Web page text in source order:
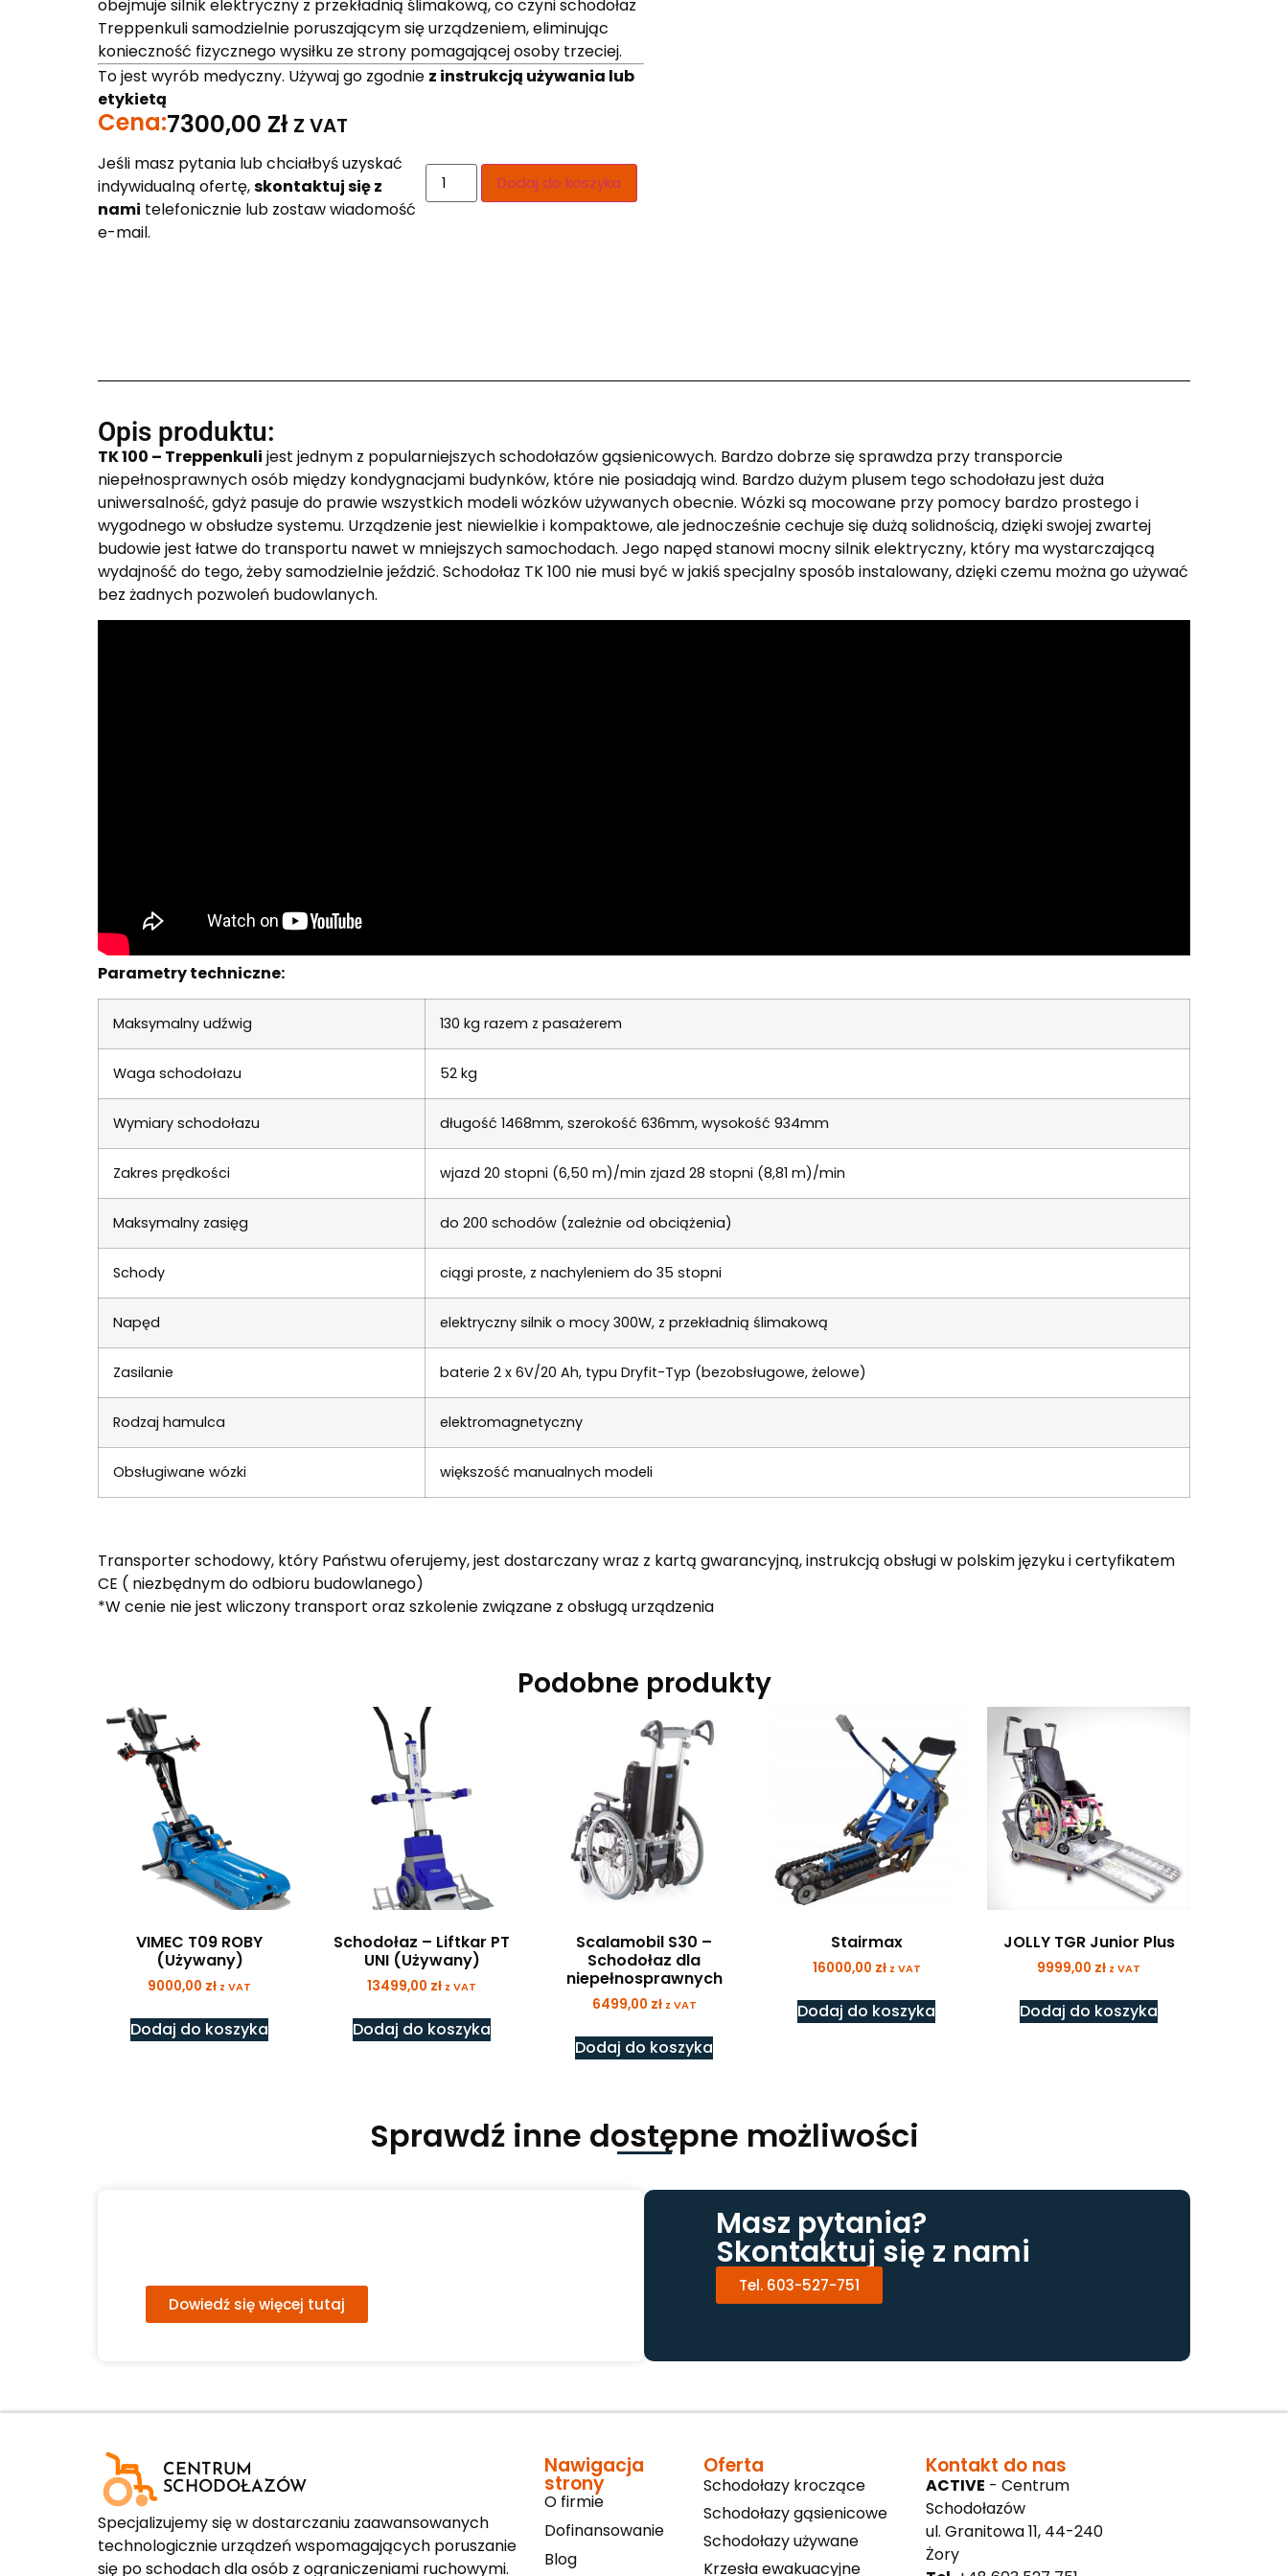
obejmuje silnik elektryczny z przekładnią ślimakową, co czyni schodołaz
Treppenkuli samodzielnie poruszającym się urządzeniem, eliminując
konieczność fizycznego wysiłku ze strony pomagającej osoby trzeciej.
To jest wyrób medyczny. Używaj go zgodnie z instrukcją używania lub
etykietą
Cena:7300,00 Zł Z VAT
Jeśli masz pytania lub chciałbyś uzyskać
indywidualną ofertę,skontaktuj się z
nami telefonicznie lub zostaw wiadomość
e-mail.
Dodaj do koszyka
Opis produktu:
TK 100 – Treppenkuli jest jednym z popularniejszych schodołazów gąsienicowych. Bardzo dobrze się sprawdza przy transporcie
niepełnosprawnych osób między kondygnacjami budynków, które nie posiadają wind. Bardzo dużym plusem tego schodołazu jest duża
uniwersalność, gdyż pasuje do prawie wszystkich modeli wózków używanych obecnie. Wózki są mocowane przy pomocy bardzo prostego i
wygodnego w obsłudze systemu. Urządzenie jest niewielkie i kompaktowe, ale jednocześnie cechuje się dużą solidnością, dzięki swojej zwartej
budowie jest łatwe do transportu nawet w mniejszych samochodach. Jego napęd stanowi mocny silnik elektryczny, który ma wystarczającą
wydajność do tego, żeby samodzielnie jeździć. Schodołaz TK 100 nie musi być w jakiś specjalny sposób instalowany, dzięki czemu można go używać
bez żadnych pozwoleń budowlanych.
Parametry techniczne:
Maksymalny udźwig 130 kg razem z pasażerem
Waga schodołazu 52 kg
Wymiary schodołazu długość 1468mm, szerokość 636mm, wysokość 934mm
Zakres prędkości wjazd 20 stopni (6,50 m)/min zjazd 28 stopni (8,81 m)/min
Maksymalny zasięg do 200 schodów (zależnie od obciążenia)
Schody ciągi proste, z nachyleniem do 35 stopni
Napęd elektryczny silnik o mocy 300W, z przekładnią ślimakową
Zasilanie baterie 2 x 6V/20 Ah, typu Dryfit-Typ (bezobsługowe, żelowe)
Rodzaj hamulca elektromagnetyczny
Obsługiwane wózki większość manualnych modeli
Transporter schodowy, który Państwu oferujemy, jest dostarczany wraz z kartą gwarancyjną, instrukcją obsługi w polskim języku i certyfikatem
CE ( niezbędnym do odbioru budowlanego)
*W cenie nie jest wliczony transport oraz szkolenie związane z obsługą urządzenia
Podobne produkty
VIMEC T09 ROBY
(Używany)
9000,00 zł z VAT
Dodaj do koszyka
Schodołaz – Liftkar PT
UNI (Używany)
13499,00 zł z VAT
Dodaj do koszyka
Scalamobil S30 –
Schodołaz dla
niepełnosprawnych
6499,00 zł z VAT
Dodaj do koszyka
Stairmax
16000,00 zł z VAT
Dodaj do koszyka
JOLLY TGR Junior Plus
9999,00 zł z VAT
Dodaj do koszyka
Sprawdź inne dostępne możliwości
Dowiedź się więcej tutaj
Masz pytania?
Skontaktuj się z nami
Tel. 603-527-751
CENTRUM
SCHODOŁAZÓW
Specjalizujemy się w dostarczaniu zaawansowanych
technologicznie urządzeń wspomagających poruszanie
się po schodach dla osób z ograniczeniami ruchowymi.
Nawigacja
strony
O firmie
Dofinansowanie
Blog
Oferta
Schodołazy kroczące
Schodołazy gąsienicowe
Schodołazy używane
Krzesła ewakuacyjne
Kontakt do nas
ACTIVE - Centrum
Schodołazów
ul. Granitowa 11, 44-240
Żory